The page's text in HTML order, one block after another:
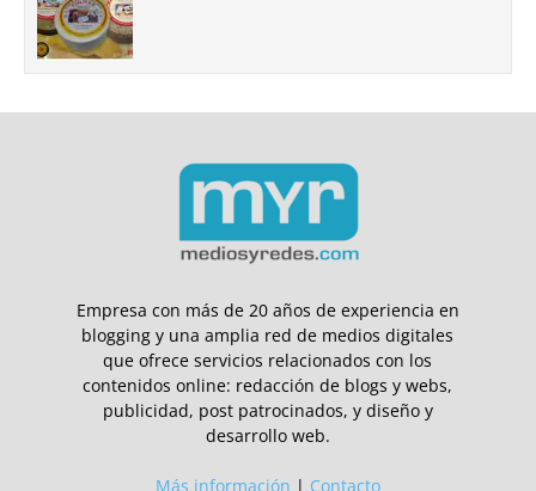
Empresa con más de 20 años de experiencia en
blogging y una amplia red de medios digitales
que ofrece servicios relacionados con los
contenidos online: redacción de blogs y webs,
publicidad, post patrocinados, y diseño y
desarrollo web.
Más información | Contacto